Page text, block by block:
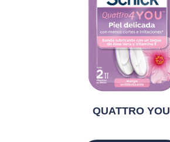
QUATTRO YOU